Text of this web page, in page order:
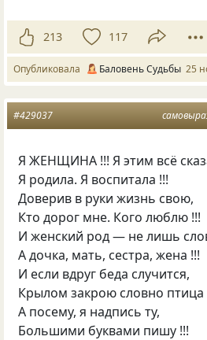
213 117
Опубликовала Баловень Судьбы 25
#429037
Я ЖЕНЩИНА !!! Я этим всё
Я родила. Я воспитала !!!
Доверив в руки жизнь свою,
Кто дорог мне. Кого люблю !!!
И женский род — не лишь
А дочка, мать, сестра, жена !!!
И если вдруг беда случится,
Крылом закрою словно птица
А посему, я надпись ту,
Большими буквами пишу !!!